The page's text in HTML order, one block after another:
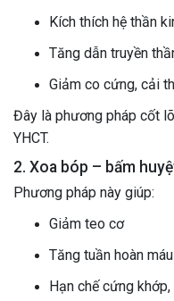
Kích thích hệ thần
Tăng dẫn truyền
Giảm co cứng, cải
Đây là phương pháp cốt
YHCT.
2. Xoa bóp – bấm
Phương pháp này giúp:
Giảm teo cơ
Tăng tuần hoàn
Hạn chế cứng